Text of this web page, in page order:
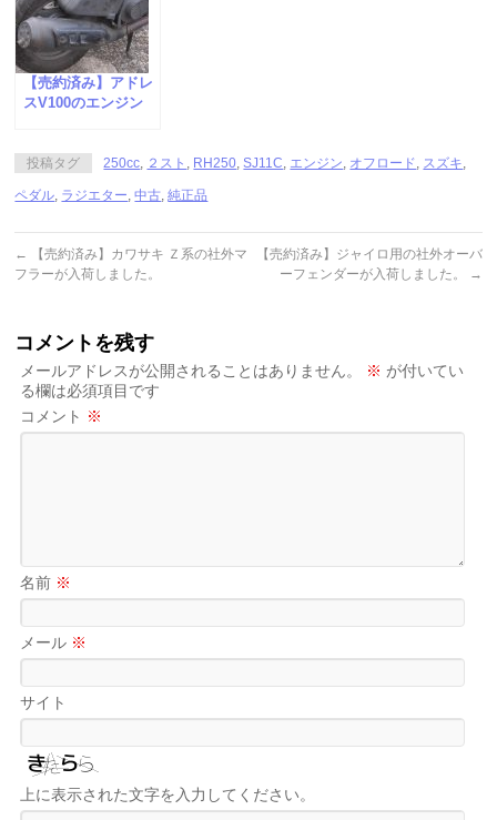
【売約済み】アドレ
スV100のエンジン
投稿タグ 250cc ２スト RH250 ,SJ11C エンジン オフロード スズキ
ペダル ラジエター ,中古 ,純正品
←
【売約済み】カワサキ Ｚ系の社外マ
フラーが入荷しました。
【売約済み】ジャイロ用の社外オーバ
ーフェンダーが入荷しました。
→
コメントを残す
メールアドレスが公開されることはありません。 ※ が付いてい
る欄は必須項目です
コメント ※
名前 ※
メール ※
サイト
上に表示された文字を入力してください。